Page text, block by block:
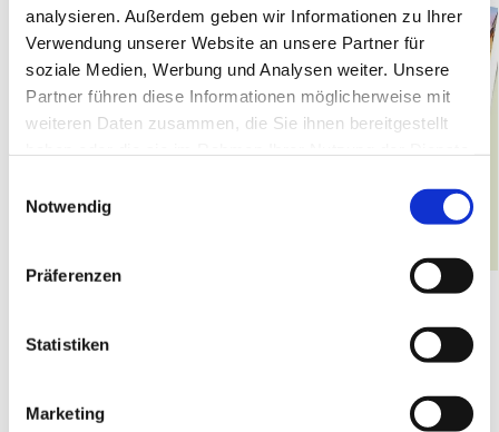
analysieren. Außerdem geben wir Informationen zu Ihrer
Verwendung unserer Website an unsere Partner für
soziale Medien, Werbung und Analysen weiter. Unsere
Partner führen diese Informationen möglicherweise mit
weiteren Daten zusammen, die Sie ihnen bereitgestellt
Notwendig
Präferenzen
Statistiken
Marketing
Anmeldeformular